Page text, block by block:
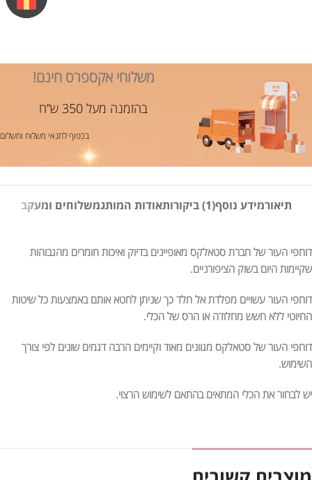
משלוחי אקספרס חינם!
בהזמנה מעל 350 ש”ח
בכפוף לתנאי משלוח ותשלום
תיאורמידע נוסף(1) ביקורות אודות המותגמשלוחים ומעקב
דוחפי העור של חברת סטאלקס מאופיינים בדיוק ואיכות חומרים מהגבוהות
שקיימות היום בשוק הציפורניים.
דוחפי העור עשויים מפלדת אל חלד כך שניתן לחטא אותם באמצעות כל שיטות
החיוטי ללא חשש מחלודה או הרס של הכלי.
דוחפי העור של סטאלקס מגוונים מאוד וקיימים הרבה דגמים שונים לפי צורך
השימוש.
יש לבחור את הכלי המתאים בהתאם לשימוש הרצוי.